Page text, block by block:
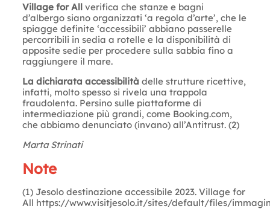
Village for Allverifica che stanze e bagni
d’albergo siano organizzati ‘a regola d’arte’, che le
spiagge definite ‘accessibili’ abbiano passerelle
percorribili in sedia a rotelle e la disponibilità di
apposite sedie per procedere sulla sabbia fino a
raggiungere il mare.
La dichiarata accessibilità delle strutture ricettive,
infatti, molto spesso si rivela una trappola
fraudolenta. Persino sulle piattaforme di
intermediazione più grandi, come Booking.com,
che abbiamo denunciato (invano) all’Antitrust. (2)
Marta Strinati
Note
(1) Jesolo destinazione accessibile 2023. Village for
All https://www.visitjesolo.it/sites/default/files/